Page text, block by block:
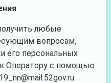
любые
вопросам,
его персональных
Оператору с помощью
.